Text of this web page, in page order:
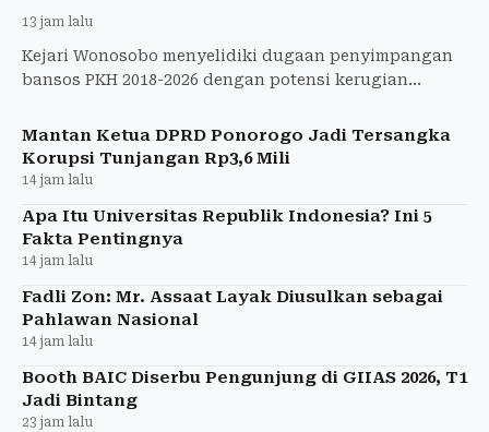
13 jam lalu
Kejari Wonosobo menyelidiki dugaan penyimpangan
bansos PKH 2018-2026 dengan potensi kerugian
Mantan Ketua DPRD Ponorogo Jadi Tersangka
Korupsi Tunjangan Rp3,6 Mili
14 jam lalu
Apa Itu Universitas Republik Indonesia? Ini 5
Fakta Pentingnya
14 jam lalu
Fadli Zon: Mr. Assaat Layak Diusulkan sebagai
Pahlawan Nasional
14 jam lalu
Booth BAIC Diserbu Pengunjung di GIIAS 2026, T1
Jadi Bintang
23 jam lalu